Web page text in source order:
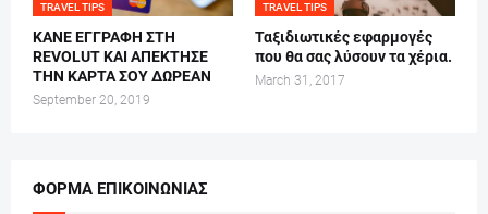
TRAVEL TIPS
ΚΑΝΕ ΕΓΓΡΑΦΗ ΣΤΗ
REVOLUT ΚΑΙ ΑΠΕΚΤΗΣΕ
ΤΗΝ ΚΑΡΤΑ ΣΟΥ ΔΩΡΕΑΝ
September 20, 2019
TRAVEL TIPS
Ταξιδιωτικές εφαρμογές
που θα σας λύσουν τα χέρια.
March 31, 2017
ΦΌΡΜΑ ΕΠΙΚΟΙΝΩΝΊΑΣ